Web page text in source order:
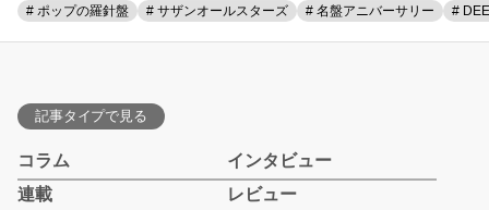
# ポップの羅針盤 # サザンオールスターズ # 名盤アニバーサリー #
記事タイプで見る
コラム
インタビュー
連載
レビュー